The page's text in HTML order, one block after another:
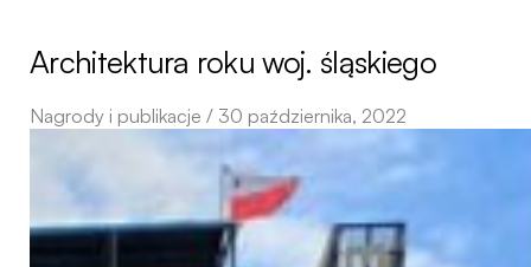
Architektura roku woj. śląskiego
Nagrody i publikacje / 30 października, 2022